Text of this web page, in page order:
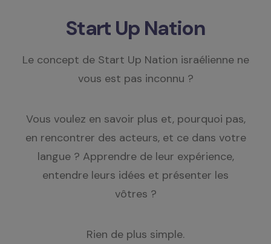
Start Up Nation
Le concept de Start Up Nation israélienne ne
vous est pas inconnu ?
Vous voulez en savoir plus et, pourquoi pas,
en rencontrer des acteurs, et ce dans votre
langue ? Apprendre de leur expérience,
entendre leurs idées et présenter les
vôtres ?
Rien de plus simple.